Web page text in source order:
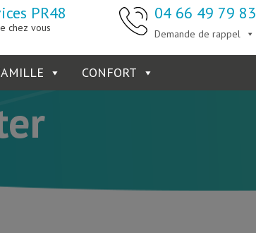
PR48
chez vous
04 66 49 79 83
Demande de rappel
CONFORT